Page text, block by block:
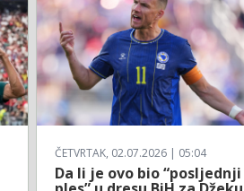
ČETVRTAK, 02.07.2026 | 05:04
Da li je ovo bio “posljednji